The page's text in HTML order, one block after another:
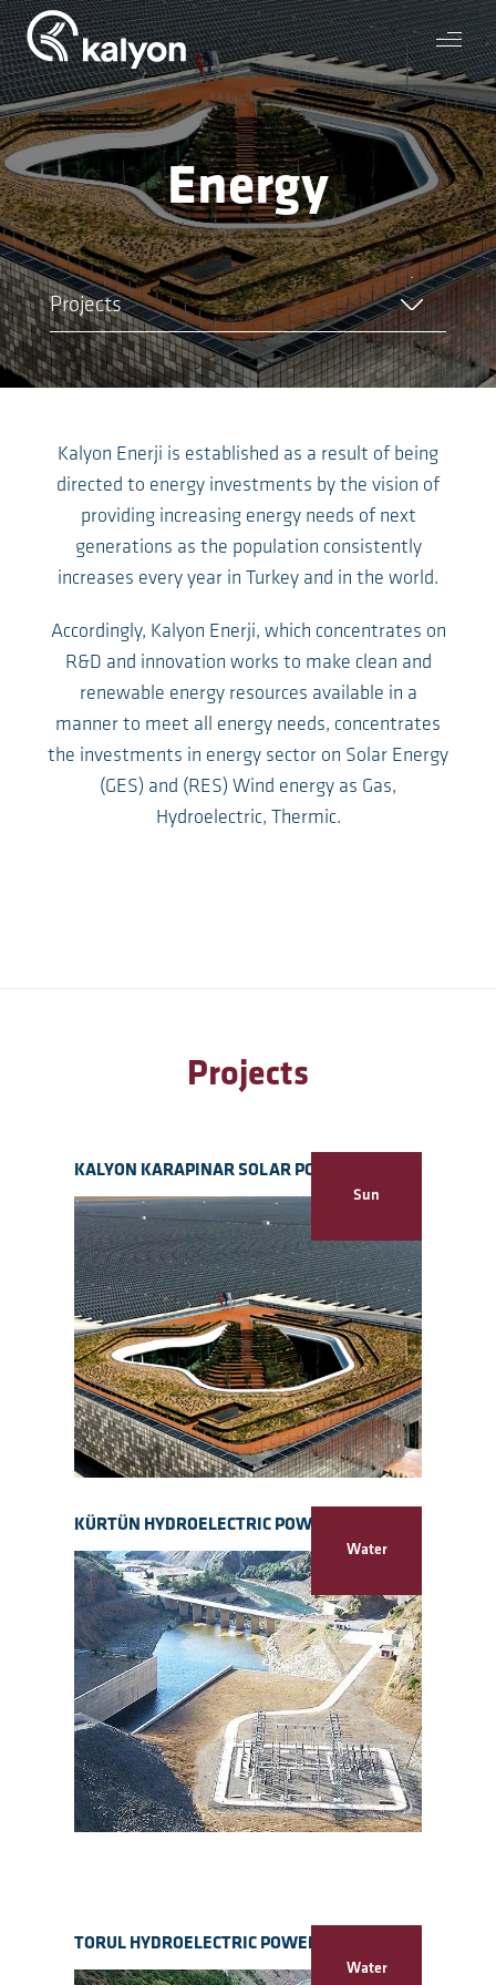
Projects
Energy
Kalyon Enerji is established as a result of being
directed to energy investments by the vision of
providing increasing energy needs of next
generations as the population consistently
increases every year in Turkey and in the world.
Accordingly, Kalyon Enerji, which concentrates on
R&D and innovation works to make clean and
renewable energy resources available in a
manner to meet all energy needs, concentrates
the investments in energy sector on Solar Energy
(GES) and (RES) Wind energy as Gas,
Hydroelectric, Thermic.
Projects
KALYON KARAPINAR SOLAR POWER PLANT
Sun
KÜRTÜN HYDROELECTRIC POWER PLANT
Water
Water
TORUL HYDROELECTRIC POWER PLANT